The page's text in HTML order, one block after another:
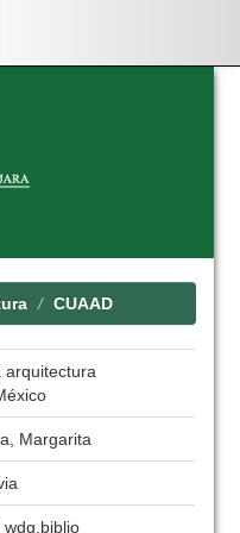
CUAAD
arquitectura
Margarita
wdg.biblio